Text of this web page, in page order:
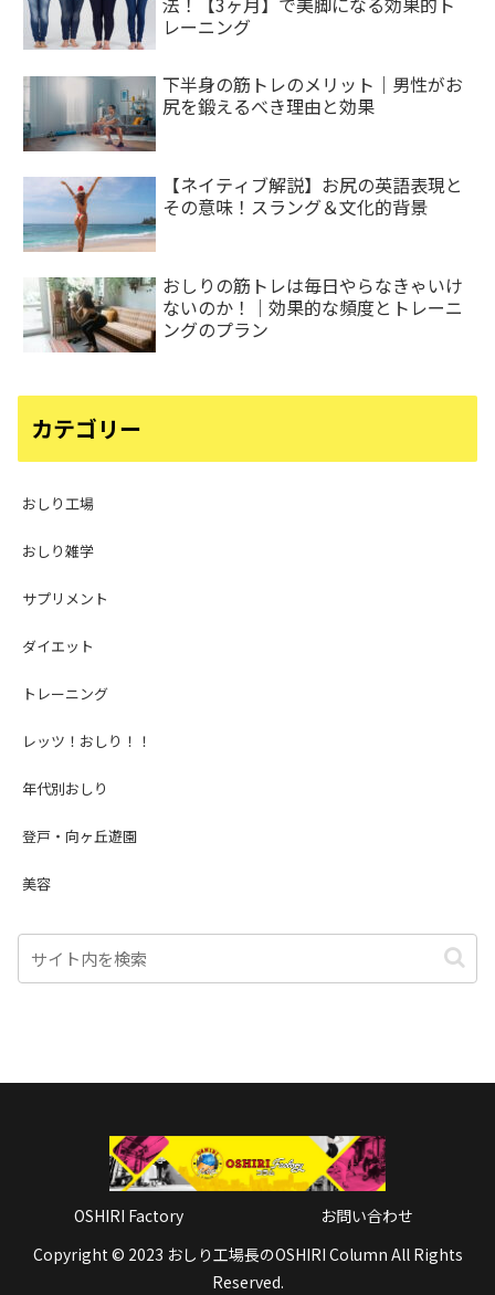
レーニング
下半身の筋トレのメリット｜男性がお
尻を鍛えるべき理由と効果
【ネイティブ解説】お尻の英語表現と
その意味！スラング＆文化的背景
おしりの筋トレは毎日やらなきゃいけ
ないのか！｜効果的な頻度とトレーニ
ングのプラン
カテゴリー
おしり工場
おしり雑学
サプリメント
ダイエット
トレーニング
レッツ！おしり！！
年代別おしり
登戸・向ヶ丘遊園
美容
OSHIRI Factory
お問い合わせ
Copyright © 2023 おしり工場長のOSHIRI Column All Rights
Reserved.